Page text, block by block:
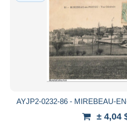
AYJP2-0232-86 - MIREBEAU-
± 4,04